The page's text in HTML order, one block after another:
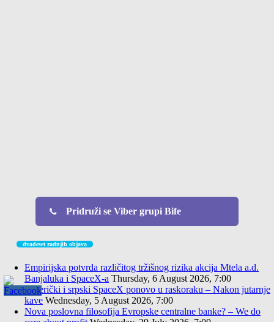
Pridruži se Viber grupi Bife
dvadeset zadnjih objava
Empirijska potvrda različitog tržišnog rizika akcija Mtela a.d.
Banjaluka i SpaceX-a Thursday, 6 August 2026, 7:00
Američki i srpski SpaceX ponovo u raskoraku – Nakon jutarnje
kave Wednesday, 5 August 2026, 7:00
Nova poslovna filosofija Evropske centralne banke? – We do